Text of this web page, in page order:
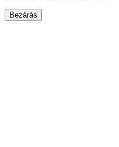
Bezárás